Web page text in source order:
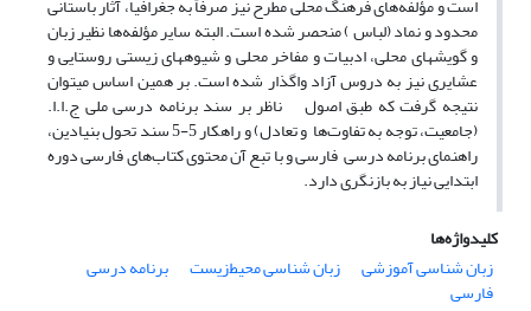
است و مؤلفه‌های فرهنگ محلی مطرح نیز صرفاً به جغرافیا، آثار باستانی
محدود و نماد (لباس ) منحصر شده است. البته سایر مؤلفه‌ها نظیر زبان
و گویش­های محلی، ادبیات و مفاخر محلی و شیوه­های زیستی روستایی و
عشایری نیز به دروس آزاد واگذار شده است. بر همین اساس می­توان
نتیجه گرفت که طبق اصول ناظر بر سند برنامه درسی ملی ج.ا.ا.
(جامعیت، توجه به تفاوت‌ها و تعادل) و راهکار 5-5 سند تحول بنیادین،
راهنمای برنامه درسی فارسی و با تبع آن محتوی کتاب‌های فارسی دوره
ابتدایی نیاز به بازنگری دارد.
کلیدواژه‌ها
زبان شناسی آموزشی
زبان شناسی محیط‌زیست برنامه درسی
فارسی